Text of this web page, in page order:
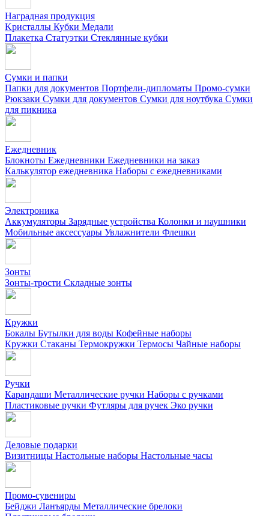
Наградная продукция
Kристаллы Кубки Медали
Плакетка Статуэтки Стеклянные кубки
Сумки и папки
Папки для документов Портфели-дипломаты Промо-сумки
Рюкзаки Сумки для документов Сумки для ноутбука Сумки
для пикника
Ежедневник
Блокноты Ежедневники Ежедневники на заказ
Калькулятор ежедневника Наборы с ежедневниками
Электроника
Аккумуляторы Зарядные устройства Колонки и наушники
Мобильные аксессуары Увлажнители Флешки
Зонты
Зонты-трости Складные зонты
Кружки
Бокалы Бутылки для воды Кофейные наборы
Кружки Стаканы Термокружки Термосы Чайные наборы
Ручки
Карандаши Металлические ручки Наборы с ручками
Пластиковые ручки Футляры для ручек Эко ручки
Деловые подарки
Визитницы Настольные наборы Настольные часы
Промо-сувениры
Бейджи Ланъярды Металлические брелоки